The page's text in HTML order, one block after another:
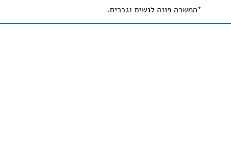
*המשרה פונה לנשים וגברים.